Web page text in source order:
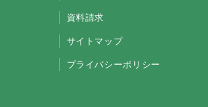
資料請求
サイトマップ
プライバシーポリシー